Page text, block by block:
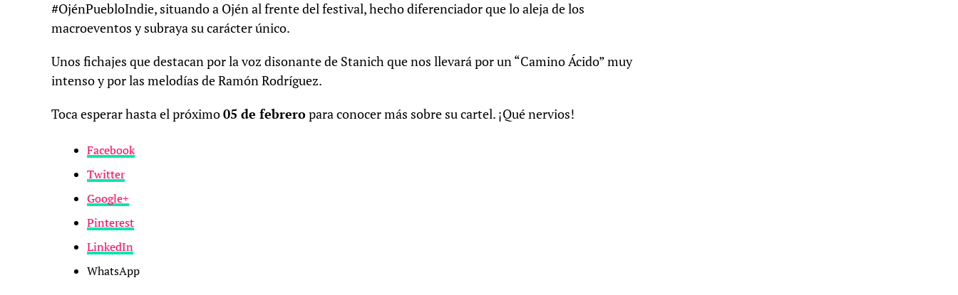
#OjénPuebloIndie, situando a Ojén al frente del festival, hecho diferenciador que lo aleja de los
macroeventos y subraya su carácter único.
Unos fichajes que destacan por la voz disonante de Stanich que nos llevará por un “Camino Ácido” muy
intenso y por las melodías de Ramón Rodríguez.
Toca esperar hasta el próximo05 de febreropara conocer más sobre su cartel. ¡Qué nervios!
Facebook
Twitter
Google+
Pinterest
LinkedIn
WhatsApp